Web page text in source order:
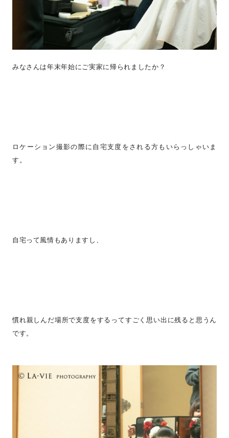
みなさんは年末年始にご実家に帰られましたか？
ロケーション撮影の際に自宅支度をされる方もいらっしゃいま
す。
自宅って風情もありますし、
慣れ親しんだ場所で支度をするってすごく思い出に残ると思うん
です。